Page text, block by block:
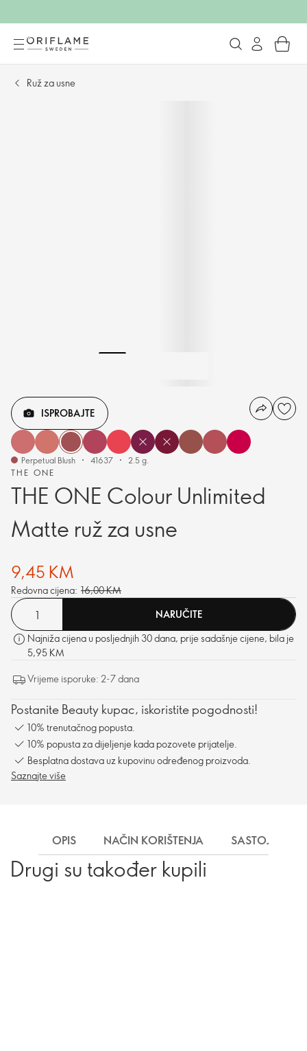
Ruž za usne
THE ONE
THE ONE Colour Unlimited
Matte ruž za usne
ISPROBAJTE
Perpetual Blush 41637 2.5 g.
9,45 KM
Redovna cijena: 16,00 KM
NARUČITE
Najniža cijena u posljednjih 30 dana, prije sadašnje cijene, bila je
5,95 KM
Vrijeme isporuke: 2-7 dana
Postanite Beauty kupac, iskoristite pogodnosti!
10% trenutačnog popusta.
10% popusta za dijeljenje kada pozovete prijatelje.
Besplatna dostava uz kupovinu određenog proizvoda.
Saznajte više
OPIS NAČIN KORIŠTENJA SASTOJCI
Drugi su također kupili